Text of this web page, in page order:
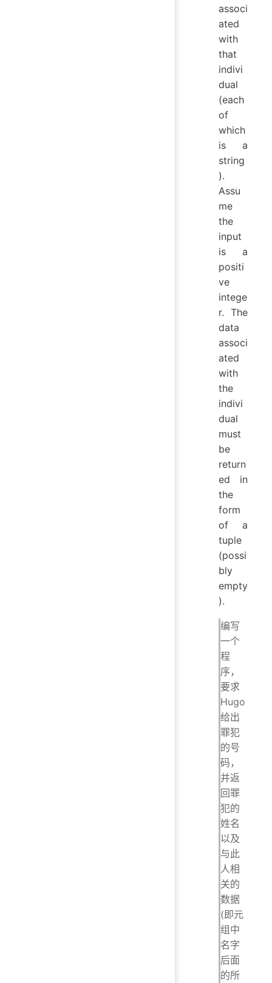
associ
ated
with
that
indivi
dual
(each
of
which
is a
string
).
Assu
me
the
input
is a
positi
ve
intege
r. The
data
associ
ated
with
the
indivi
dual
must
be
return
ed in
the
form
of a
tuple
(possi
bly
empty
).
编写
一个
程
序，
要求
Hugo
给出
罪犯
的号
码，
并返
回罪
犯的
姓名
以及
与此
人相
关的
数据
(即元
组中
名字
后面
的所